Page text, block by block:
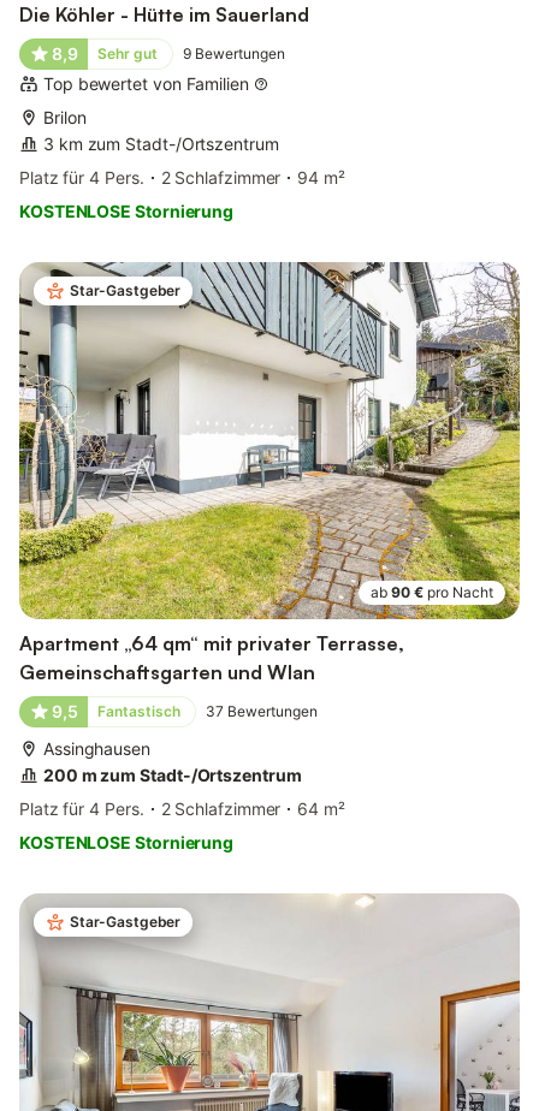
Die Köhler - Hütte im Sauerland
8,9 Sehr gut 9 Bewertungen
Top bewertet von Familien
Brilon
3 km zum Stadt-/Ortszentrum
Platz für 4 Pers.
2 Schlafzimmer
94 m²
KOSTENLOSE Stornierung
Star-Gastgeber
ab 90 € pro Nacht
Apartment „64 qm“ mit privater Terrasse,
Gemeinschaftsgarten und Wlan
9,5 Fantastisch 37 Bewertungen
Assinghausen
200 m zum Stadt-/Ortszentrum
Platz für 4 Pers.
2 Schlafzimmer
64 m²
KOSTENLOSE Stornierung
Star-Gastgeber